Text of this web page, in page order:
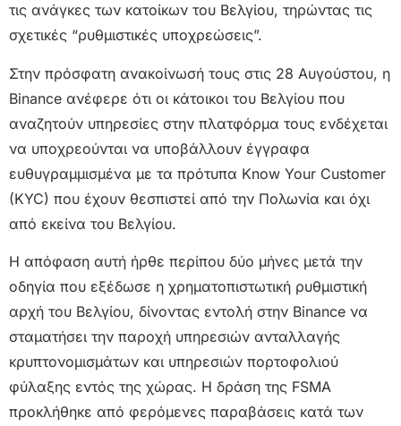
τις ανάγκες των κατοίκων του Βελγίου, τηρώντας τις
σχετικές “ρυθμιστικές υποχρεώσεις”.
Στην πρόσφατη ανακοίνωσή τους στις 28 Αυγούστου, η
Binance ανέφερε ότι οι κάτοικοι του Βελγίου που
αναζητούν υπηρεσίες στην πλατφόρμα τους ενδέχεται
να υποχρεούνται να υποβάλλουν έγγραφα
ευθυγραμμισμένα με τα πρότυπα Know Your Customer
(KYC) που έχουν θεσπιστεί από την Πολωνία και όχι
από εκείνα του Βελγίου.
Η απόφαση αυτή ήρθε περίπου δύο μήνες μετά την
οδηγία που εξέδωσε η χρηματοπιστωτική ρυθμιστική
αρχή του Βελγίου, δίνοντας εντολή στην Binance να
σταματήσει την παροχή υπηρεσιών ανταλλαγής
κρυπτονομισμάτων και υπηρεσιών πορτοφολιού
φύλαξης εντός της χώρας. Η δράση της FSMA
προκλήθηκε από φερόμενες παραβάσεις κατά των